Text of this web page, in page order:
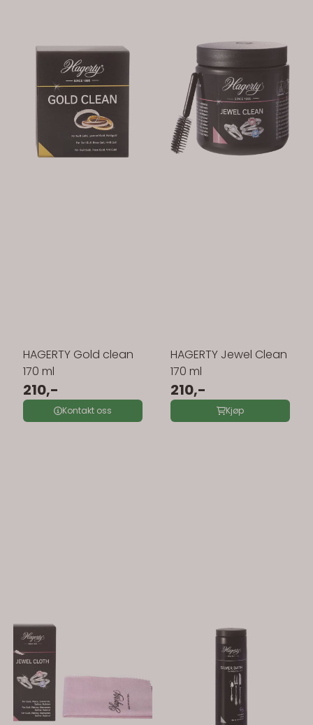
HAGERTY Gold clean
170 ml
210,-
Kontakt oss
HAGERTY Jewel Clean
170 ml
210,-
Kjøp